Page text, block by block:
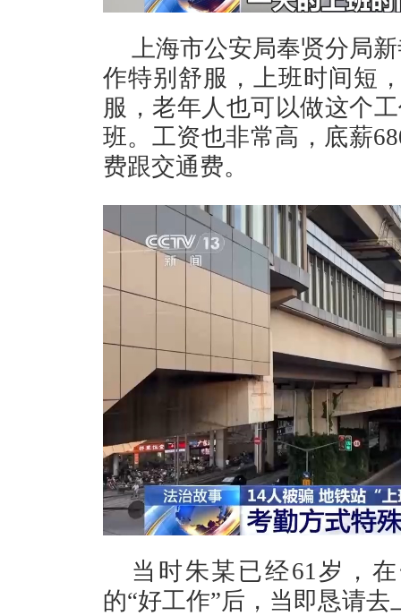
上海市公安局奉贤分局
作特别舒服，上班时间短
服，老年人也可以做这个
班。工资也非常高，底薪
费跟交通费。
当时朱某已经61岁，
的“好工作”后，当即恳请